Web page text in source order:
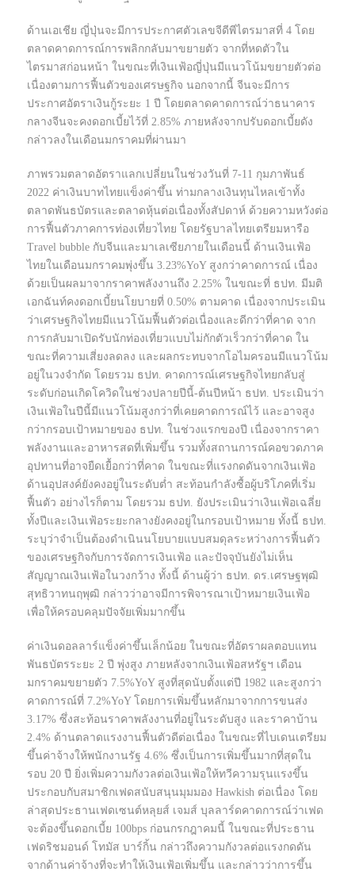
ด้านเอเชีย ญี่ปุ่นจะมีการประกาศตัวเลขจีดีพีไตรมาสที่ 4 โดย
ตลาดคาดการณ์การพลิกกลับมาขยายตัว จากที่หดตัวใน
ไตรมาสก่อนหน้า ในขณะที่เงินเฟ้อญี่ปุ่นมีแนวโน้มขยายตัวต่อ
เนื่องตามการฟื้นตัวของเศรษฐกิจ นอกจากนี้ จีนจะมีการ
ประกาศอัตราเงินกู้ระยะ 1 ปี โดยตลาดคาดการณ์ว่าธนาคาร
กลางจีนจะคงดอกเบี้ยไว้ที่ 2.85% ภายหลังจากปรับดอกเบี้ยดัง
กล่าวลงในเดือนมกราคมที่ผ่านมา
ภาพรวมตลาดอัตราแลกเปลี่ยนในช่วงวันที่ 7-11 กุมภาพันธ์
2022 ค่าเงินบาทไทยแข็งค่าขึ้น ท่ามกลางเงินทุนไหลเข้าทั้ง
ตลาดพันธบัตรและตลาดหุ้นต่อเนื่องทั้งสัปดาห์ ด้วยความหวังต่อ
การฟื้นตัวภาคการท่องเที่ยวไทย โดยรัฐบาลไทยเตรียมหารือ
Travel bubble กับจีนและมาเลเซียภายในเดือนนี้ ด้านเงินเฟ้อ
ไทยในเดือนมกราคมพุ่งขึ้น 3.23%YoY สูงกว่าคาดการณ์ เนื่อง
ด้วยเป็นผลมาจากราคาพลังงานถึง 2.25% ในขณะที่ ธปท. มีมติ
เอกฉันท์คงดอกเบี้ยนโยบายที่ 0.50% ตามคาด เนื่องจากประเมิน
ว่าเศรษฐกิจไทยมีแนวโน้มฟื้นตัวต่อเนื่องและดีกว่าที่คาด จาก
การกลับมาเปิดรับนักท่องเที่ยวแบบไม่กักตัวเร็วกว่าที่คาด ใน
ขณะที่ความเสี่ยงลดลง และผลกระทบจากโอไมครอนมีแนวโน้ม
อยู่ในวงจำกัด โดยรวม ธปท. คาดการณ์เศรษฐกิจไทยกลับสู่
ระดับก่อนเกิดโควิดในช่วงปลายปีนี้-ต้นปีหน้า ธปท. ประเมินว่า
เงินเฟ้อในปีนี้มีแนวโน้มสูงกว่าที่เคยคาดการณ์ไว้ และอาจสูง
กว่ากรอบเป้าหมายของ ธปท. ในช่วงแรกของปี เนื่องจากราคา
พลังงานและอาหารสดที่เพิ่มขึ้น รวมทั้งสถานการณ์คอขวดภาค
อุปทานที่อาจยืดเยื้อกว่าที่คาด ในขณะที่แรงกดดันจากเงินเฟ้อ
ด้านอุปสงค์ยังคงอยู่ในระดับต่ำ สะท้อนกำลังซื้อผู้บริโภคที่เริ่ม
ฟื้นตัว อย่างไรก็ตาม โดยรวม ธปท. ยังประเมินว่าเงินเฟ้อเฉลี่ย
ทั้งปีและเงินเฟ้อระยะกลางยังคงอยู่ในกรอบเป้าหมาย ทั้งนี้ ธปท.
ระบุว่าจำเป็นต้องดำเนินนโยบายแบบสมดุลระหว่างการฟื้นตัว
ของเศรษฐกิจกับการจัดการเงินเฟ้อ และปัจจุบันยังไม่เห็น
สัญญาณเงินเฟ้อในวงกว้าง ทั้งนี้ ด้านผู้ว่า ธปท. ดร.เศรษฐพุฒิ
สุทธิวาทนฤพุฒิ กล่าวว่าอาจมีการพิจารณาเป้าหมายเงินเฟ้อ
เพื่อให้ครอบคลุมปัจจัยเพิ่มมากขึ้น
ค่าเงินดอลลาร์แข็งค่าขึ้นเล็กน้อย ในขณะที่อัตราผลตอบแทน
พันธบัตรระยะ 2 ปี พุ่งสูง ภายหลังจากเงินเฟ้อสหรัฐฯ เดือน
มกราคมขยายตัว 7.5%YoY สูงที่สุดนับตั้งแต่ปี 1982 และสูงกว่า
คาดการณ์ที่ 7.2%YoY โดยการเพิ่มขึ้นหลักมาจากการขนส่ง
3.17% ซึ่งสะท้อนราคาพลังงานที่อยู่ในระดับสูง และราคาบ้าน
2.4% ด้านตลาดแรงงานฟื้นตัวดีต่อเนื่อง ในขณะที่ไบเดนเตรียม
ขึ้นค่าจ้างให้พนักงานรัฐ 4.6% ซึ่งเป็นการเพิ่มขึ้นมากที่สุดใน
รอบ 20 ปี ยิ่งเพิ่มความกังวลต่อเงินเฟ้อให้ทวีความรุนแรงขึ้น
ประกอบกับสมาชิกเฟดสนับสนุนมุมมอง Hawkish ต่อเนื่อง โดย
ล่าสุดประธานเฟดเซนต์หลุยส์ เจมส์ บุลลาร์ดคาดการณ์ว่าเฟด
จะต้องขึ้นดอกเบี้ย 100bps ก่อนกรกฎาคมนี้ ในขณะที่ประธาน
เฟดริชมอนด์ โทมัส บาร์กิ้น กล่าวถึงความกังวลต่อแรงกดดัน
จากด้านค่าจ้างที่จะทำให้เงินเฟ้อเพิ่มขึ้น และกล่าวว่าการขึ้น